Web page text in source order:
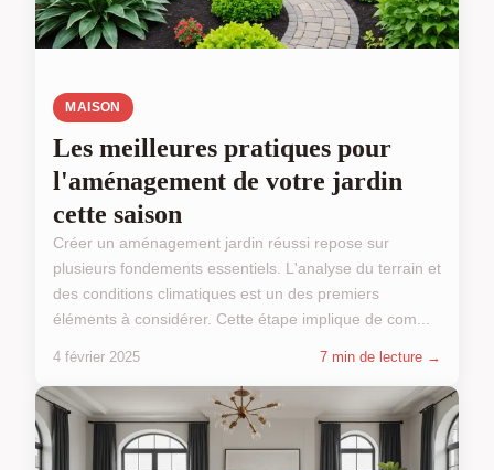
MAISON
Les meilleures pratiques pour
l'aménagement de votre jardin
cette saison
Créer un aménagement jardin réussi repose sur
plusieurs fondements essentiels. L'analyse du terrain et
des conditions climatiques est un des premiers
éléments à considérer. Cette étape implique de com...
4 février 2025 7 min de lecture →